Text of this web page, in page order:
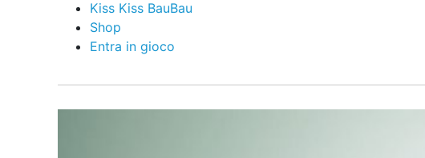
Kiss Kiss BauBau
Shop
Entra in gioco